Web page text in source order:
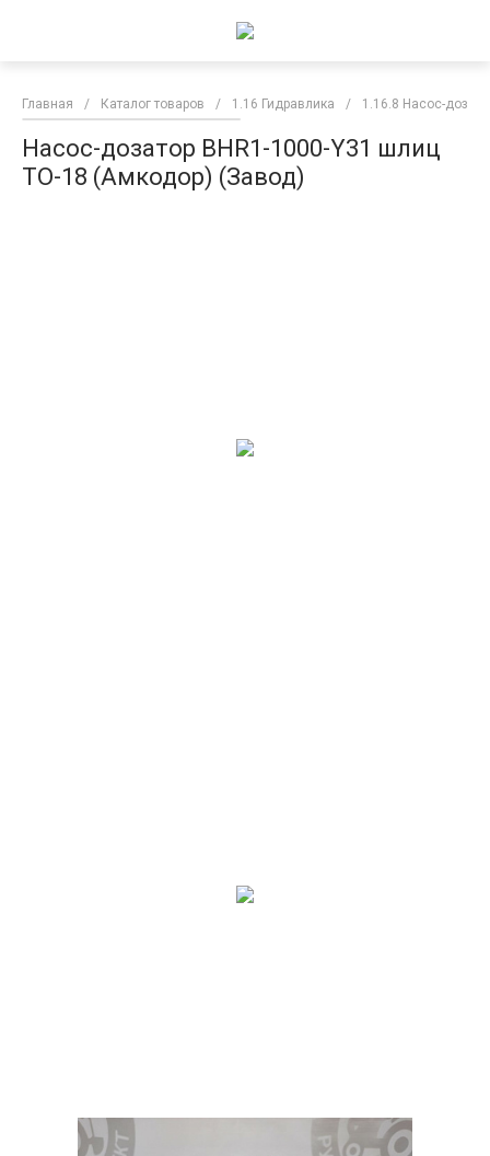
Главная / Каталог товаров / 1.16 Гидравлика / 1.16.8 Насос-
Насос-дозатор BHR1-1000-Y31 шлиц
ТО-18 (Амкодор) (Завод)